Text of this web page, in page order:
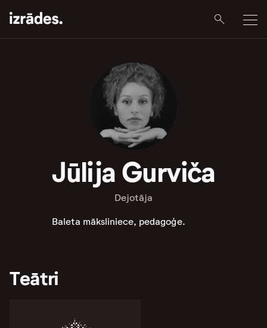
Jūlija Gurviča
Dejotāja
Baleta māksliniece, pedagoģe.
Teātri